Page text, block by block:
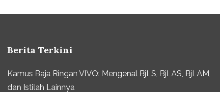
Berita Terkini
Kamus Baja Ringan VIVO: Mengenal BjLS, BjLAS, BjLAM,
dan Istilah Lainnya